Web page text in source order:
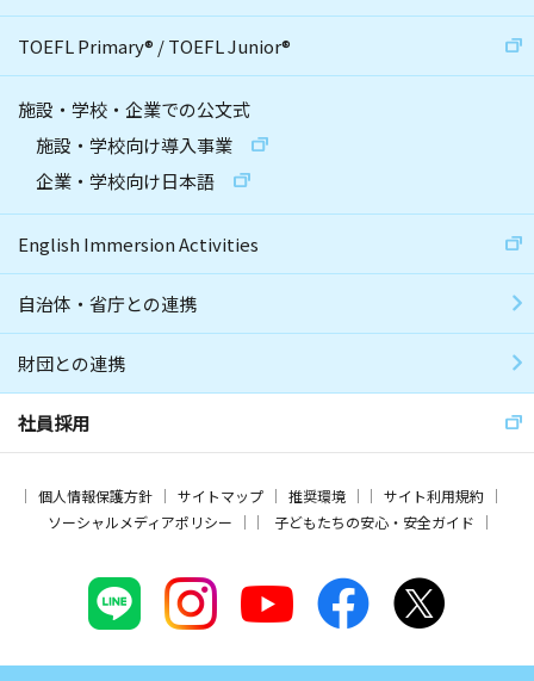
TOEFL Primary® /TOEFL Junior®
施設・学校・企業での公文式
施設・学校向け導入事業
企業・学校向け日本語
English Immersion Activities
自治体・省庁との連携
財団との連携
社員採用
個人情報保護方針 サイトマップ 推奨環境
サイト利用規約
ソーシャルメディアポリシー
子どもたちの安心・安全ガイド